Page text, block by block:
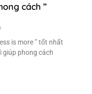
cách ”
is more ” tốt nhất
giúp phong cách